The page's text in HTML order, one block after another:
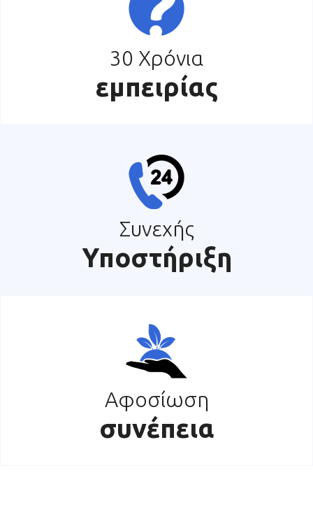
30 Χρόνια
εμπειρίας
Συνεχής
Υποστήριξη
Αφοσίωση
συνέπεια